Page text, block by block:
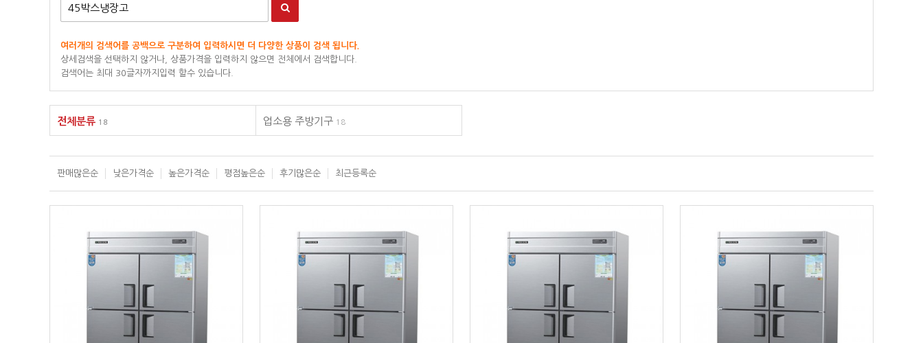
여러개의 검색어를 공백으로 구분하여 입력하시면 더 다양한 상품이 검색 됩니다.
상세검색을 선택하지 않거나, 상품가격을 입력하지 않으면 전체에서 검색합니다.
검색어는 최대 30글자까지입력 할수 있습니다.
전체분류 18 업소용 주방기구 18
판매많은순 낮은가격순 높은가격순 평점높은순 후기많은순 최근등록순